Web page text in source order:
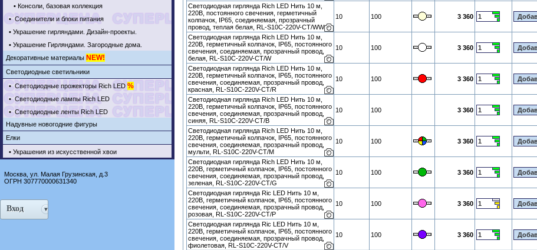
• Консоли, базовая коллекция
•Соединители и блоки питания
• Украшение гирляндами. Дизайн-проекты.
• Украшение Гирляндами. Загородные дома.
Декоративные материалы NEW!
Светодиодные светильники
•Светодиодные прожекторы Rich LED %
•Светодиодные лампы Rich LED
•Светодиодные ленты Rich LED
Надувные новогодние фигуры
Елки
• Украшения из искусственной хвои
Москва, ул. Малая Грузинская, д.3
ОГРН 307770000631340
Вход
Светодиодная гирлянда Rich LED Нить 10 м,
220В, постоянного свечения, герметичный
колпачок, IP65, соединяемая, прозрачный
провод, теплая белая, RL-S10C-220V-CT/WW
10 100 3 360
Светодиодная гирлянда Rich LED Нить 10 м,
220В, герметичный колпачок, IP65, постоянного
свечения, соединяемая, прозрачный провод,
белая, RL-S10C-220V-CT/W
10 100 3 360
Светодиодная гирлянда Rich LED Нить 10 м,
220В, герметичный колпачок, IP65, постоянного
свечения, соединяемая, прозрачный провод,
красная, RL-S10C-220V-CT/R
10 100 3 360
Светодиодная гирлянда Rich LED Нить 10 м,
220В, герметичный колпачок, IP65, постоянного
свечения, соединяемая, прозрачный провод,
синяя, RL-S10C-220V-CT/B
10 100 3 360
Светодиодная гирлянда Rich LED Нить 10 м,
220В, герметичный колпачок, IP65, постоянного
свечения, соединяемая, прозрачный провод,
мульти, RL-S10C-220V-CT/M
10 100 3 360
Светодиодная гирлянда Rich LED Нить 10 м,
220В, герметичный колпачок, IP65, постоянного
свечения, соединяемая, прозрачный провод,
зеленая, RL-S10C-220V-CT/G
10 100 3 360
Светодиодная гирлянда Ric LED Нить 10 м,
220В, герметичный колпачок, IP65, постоянного
свечения, соединяемая, прозрачный провод,
розовая, RL-S10C-220V-CT/P
10 100 3 360
Светодиодная гирлянда Ric LED Нить 10 м,
220В, герметичный колпачок, IP65, постоянного
свечения, соединяемая, прозрачный провод,
фиолетовая, RL-S10C-220V-CT/V
10 100 3 360